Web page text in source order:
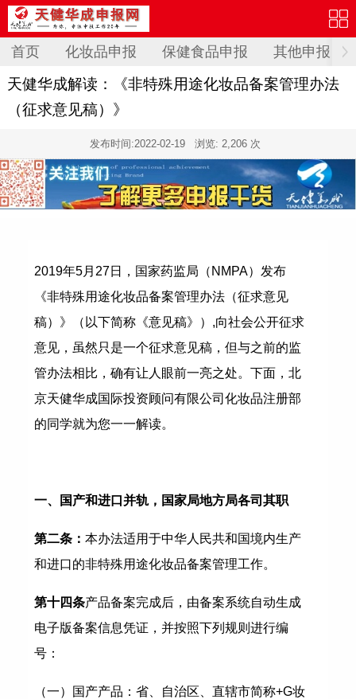
首页 化妆品申报 保健食品申报 其他申报
天健华成解读：《非特殊用途化妆品备案管理办法
（征求意见稿）》
发布时间:2022-02-19 浏览: 2,206 次
2019年5月27日，国家药监局（NMPA）发布
《非特殊用途化妆品备案管理办法（征求意见
稿）》（以下简称《意见稿》）,向社会公开征求
意见，虽然只是一个征求意见稿，但与之前的监
管办法相比，确有让人眼前一亮之处。下面，北
京天健华成国际投资顾问有限公司化妆品注册部
的同学就为您一一解读。
一、国产和进口并轨，国家局地方局各司其职
第二条： 本办法适用于中华人民共和国境内生产
和进口的非特殊用途化妆品备案管理工作。
第十四条产品备案完成后，由备案系统自动生成
电子版备案信息凭证，并按照下列规则进行编
号：
（一）国产产品：省、自治区、直辖市简称+G妆